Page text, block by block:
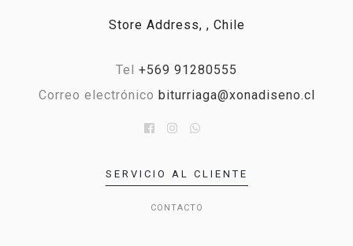
Store Address, , Chile
Tel +569 91280555
Correo electrónico biturriaga@xonadiseno.cl
SERVICIO AL CLIENTE
CONTACTO